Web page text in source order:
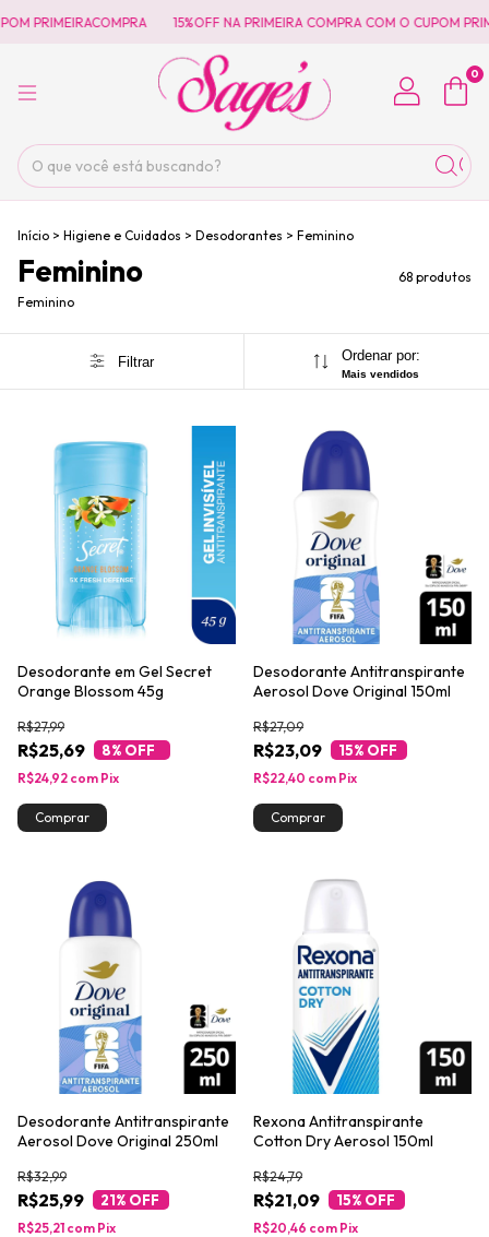
15%OFF NA PRIMEIRA COMPRA COM O CUPOM
0
Início > Higiene e Cuidados > Desodorantes > Feminino
Feminino
68 produtos
Feminino
Filtrar Ordenar por:
Mais vendidos
Desodorante em Gel Secret
Orange Blossom 45g
R$25,69
R$27,99
8% OFF
R$24,92 com Pix
Desodorante Antitranspirante
Aerosol Dove Original 150ml
R$23,09
R$27,09
15% OFF
R$22,40 com Pix
Desodorante Antitranspirante
Aerosol Dove Original 250ml
R$25,99
R$32,99
21% OFF
R$25,21 com Pix
Rexona Antitranspirante
Cotton Dry Aerosol 150ml
R$21,09
R$24,79
15% OFF
R$20,46 com Pix